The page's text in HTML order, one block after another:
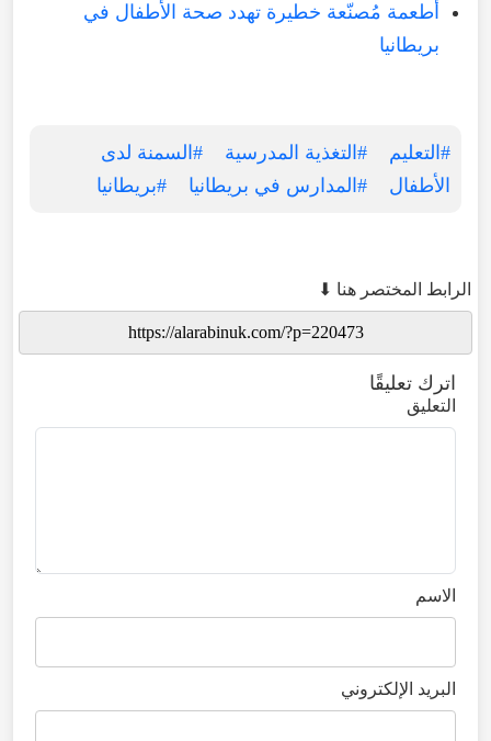
أطعمة مُصنّعة خطيرة تهدد صحة الأطفال في
بريطانيا
#التعليم #التغذية المدرسية
#السمنة لدى
الأطفال
#المدارس في بريطانيا #بريطانيا
الرابط المختصر هنا ⬇
اترك تعليقًا
التعليق
الاسم
البريد الإلكتروني